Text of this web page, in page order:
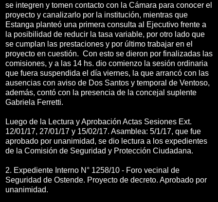
se integren y tomen contacto con la Cámara para conocer el
proyecto y canalizarlo por la institución, mientras que
Estanga planteó una primera consulta al Ejecutivo frente a
la posibilidad de reducir la tasa variable, por otro lado que
se cumplan las prestaciones y por último trabajar en el
proyecto en cuestión. Con esto se dieron por finalizadas las
comisiones, y a las 14 hs. dio comienzo la sesión ordinaria
que fuera suspendida el día viernes, la que arrancó con las
ausencias con aviso de Dos Santos y temporal de Ventoso,
además, contó con la presencia de la concejal suplente
Gabriela Ferretti.
Luego de la Lectura y Aprobación Actas Sesiones Ext.
12/01/17, 27/01/17 y 15/02/17. Asamblea: 5/1/17, que fue
aprobado por unanimidad, se dio lectura a los expedientes
de la Comisión de Seguridad y Protección Ciudadana.
2. Expediente Interno N° 1258/10 - Foro vecinal de
Seguridad de Ostende. Proyecto de decreto. Aprobado por
unanimidad.